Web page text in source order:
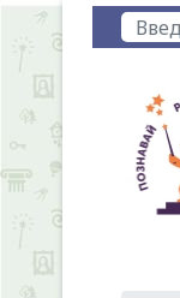
Поиск